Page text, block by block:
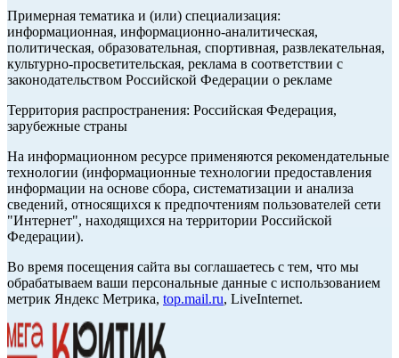
Примерная тематика и (или) специализация:
информационная, информационно-аналитическая,
политическая, образовательная, спортивная, развлекательная,
культурно-просветительская, реклама в соответствии с
законодательством Российской Федерации о рекламе
Территория распространения: Российская Федерация,
зарубежные страны
На информационном ресурсе применяются рекомендательные
технологии (информационные технологии предоставления
информации на основе сбора, систематизации и анализа
сведений, относящихся к предпочтениям пользователей сети
"Интернет", находящихся на территории Российской
Федерации).
Во время посещения сайта вы соглашаетесь с тем, что мы
обрабатываем ваши персональные данные с использованием
метрик Яндекс Метрика, top.mail.ru, LiveInternet.